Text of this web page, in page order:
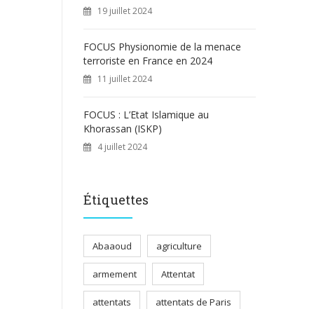
19 juillet 2024
FOCUS Physionomie de la menace
terroriste en France en 2024
11 juillet 2024
FOCUS : L’Etat Islamique au
Khorassan (ISKP)
4 juillet 2024
Étiquettes
Abaaoud agriculture
armement Attentat
attentats attentats de Paris